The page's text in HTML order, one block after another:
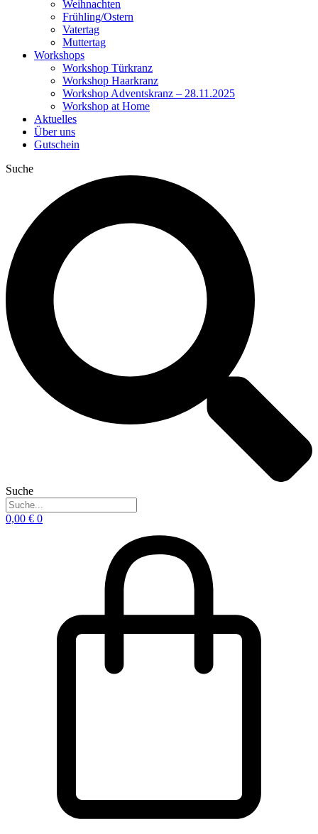
Weihnachten
Frühling/Ostern
Vatertag
Muttertag
Workshops
Workshop Türkranz
Workshop Haarkranz
Workshop Adventskranz – 28.11.2025
Workshop at Home
Aktuelles
Über uns
Gutschein
Suche
Suche
0,00 € 0